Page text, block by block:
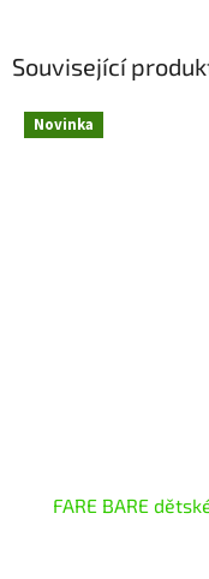
Související
Novinka
FARE BARE